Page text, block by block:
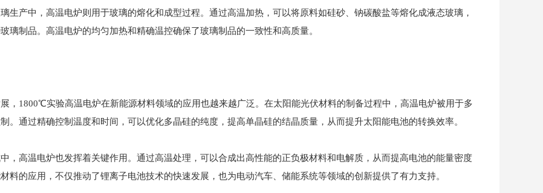
生产中，高温电炉则用于玻璃的熔化和成型过程。通过高温加热，可以将原料如硅砂、钠碳酸盐等熔化成液态玻璃，
璃制品。高温电炉的均匀加热和精确温控确保了玻璃制品的一致性和高质量。
，1800℃实验高温电炉在新能源材料领域的应用也越来越广泛。在太阳能光伏材料的制备过程中，高温电炉被用于多
。通过精确控制温度和时间，可以优化多晶硅的纯度，提高单晶硅的结晶质量，从而提升太阳能电池的转换效率。
，高温电炉也发挥着关键作用。通过高温处理，可以合成出高性能的正负极材料和电解质，从而提高电池的能量密度
料的应用，不仅推动了锂离子电池技术的快速发展，也为电动汽车、储能系统等领域的创新提供了有力支持。